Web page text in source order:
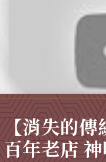
【消失的傳
百年老店